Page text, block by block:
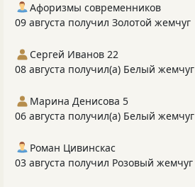
Афоризмы современников
09 августа получил Золотой жемчуг
Сергей Иванов 22
08 августа получил(а) Белый жемчуг
Марина Денисова 5
06 августа получил(а) Белый жемчуг
Роман Цивинскас
03 августа получил Розовый жемчуг